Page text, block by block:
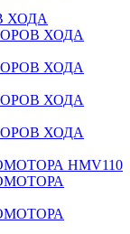
ХОДА
ХОДА
ХОДА
ХОДА
ХОДА
HMV110